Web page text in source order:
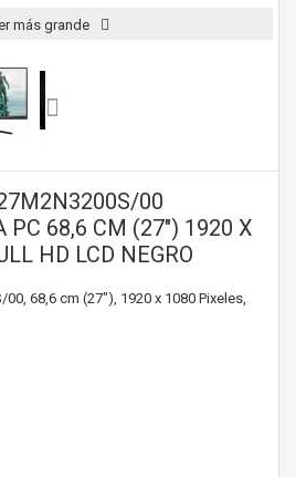
más grande
00
PC 68,6 CM (27") 1920 X
HD LCD NEGRO
68,6 cm (27"), 1920 x 1080 Pixeles,